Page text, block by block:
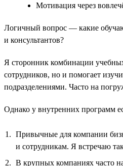
Мотивация через
Логичный вопрос — какие
и консультантов?
Я сторонник комбинации
сотрудников, но и помогает
подразделениями. Часто на
Однако у внутренних программ
Привычные для компании
и сотрудникам. Я встречаю
В крупных компаниях часто